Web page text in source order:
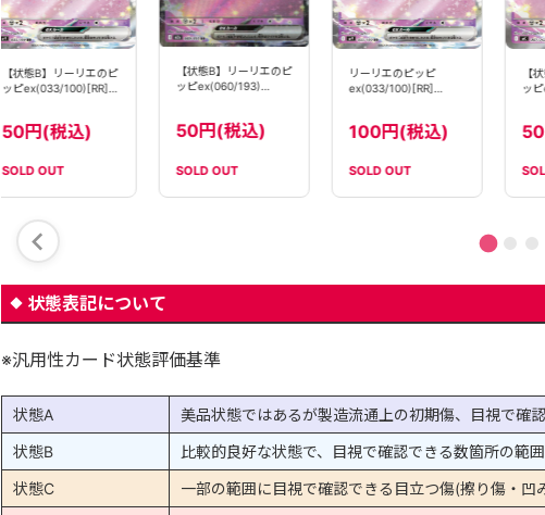
【状態B】リーリエのピ
ッピex(060/193)
50円(税込)
SOLD OUT
リーリエのピッピ
ex(033/100)[RR]
100円(税込)
SOLD OUT
【状態B】リーリエのピ
ッピex(287/742)[ミラ
50円(税込)
SOLD OUT
状態表記について
※汎用性カード状態評価基準
状態A
美品状態ではあるが製造流通上の初期傷、目視で確
状態B
比較的良好な状態で、目視で確認できる数箇所の範
状態C
一部の範囲に目視で確認できる目立つ傷(擦り傷・凹